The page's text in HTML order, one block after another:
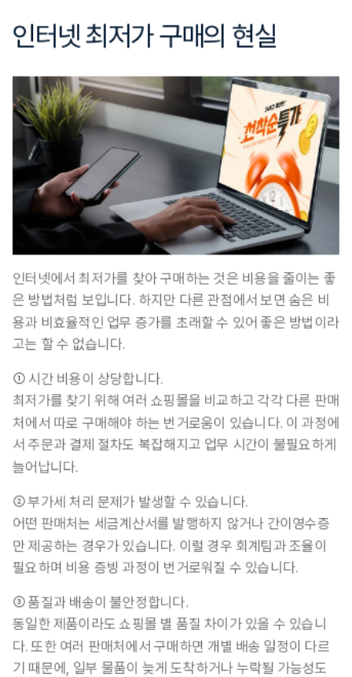
인터넷 최저가 구매의 현실
인터넷에서 최저가를 찾아 구매하는 것은 비용을 줄이는 좋
은 방법처럼 보입니다. 하지만 다른 관점에서 보면 숨은 비
용과 비효율적인 업무 증가를 초래할 수 있어 좋은 방법이라
고는 할 수 없습니다.
① 시간 비용이 상당합니다.
최저가를 찾기 위해 여러 쇼핑몰을 비교하고 각각 다른 판매
처에서 따로 구매해야 하는 번거로움이 있습니다. 이 과정에
서 주문과 결제 절차도 복잡해지고 업무 시간이 불필요하게
늘어납니다.
② 부가세 처리 문제가 발생할 수 있습니다.
어떤 판매처는 세금계산서를 발행하지 않거나 간이영수증
만 제공하는 경우가 있습니다. 이럴 경우 회계팀과 조율이
필요하며 비용 증빙 과정이 번거로워질 수 있습니다.
③ 품질과 배송이 불안정합니다.
동일한 제품이라도 쇼핑몰 별 품질 차이가 있을 수 있습니
다. 또한 여러 판매처에서 구매하면 개별 배송 일정이 다르
기 때문에, 일부 물품이 늦게 도착하거나 누락될 가능성도